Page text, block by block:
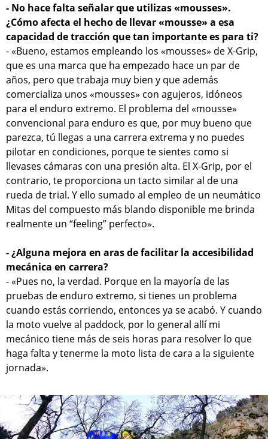
- No hace falta señalar que utilizas «mousses».
¿Cómo afecta el hecho de llevar «mousse» a esa
capacidad de tracción que tan importante es para ti?
- «Bueno, estamos empleando los «mousses» de X-Grip,
que es una marca que ha empezado hace un par de
años, pero que trabaja muy bien y que además
comercializa unos «mousses» con agujeros, idóneos
para el enduro extremo. El problema del «mousse»
convencional para enduro es que, por muy bueno que
parezca, tú llegas a una carrera extrema y no puedes
pilotar en condiciones, porque te sientes como si
llevases cámaras con una presión alta. El X-Grip, por el
contrario, te proporciona un tacto similar al de una
rueda de trial. Y ello sumado al empleo de un neumático
Mitas del compuesto más blando disponible me brinda
realmente un “feeling” perfecto».
- ¿Alguna mejora en aras de facilitar la accesibilidad
mecánica en carrera?
- «Pues no, la verdad. Porque en la mayoría de las
pruebas de enduro extremo, si tienes un problema
cuando estás corriendo, entonces ya se acabó. Y cuando
la moto vuelve al paddock, por lo general allí mi
mecánico tiene más de seis horas para resolver lo que
haga falta y tenerme la moto lista de cara a la siguiente
jornada».